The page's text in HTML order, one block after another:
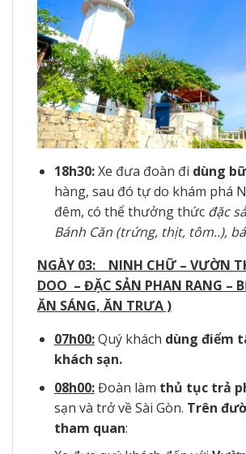
18h30:Xe đưa đoàn đi dùng
hàng, sau đó tự do khám phá
đêm, có thể thưởng thức đặc
Bánh Căn (trứng, thịt, tôm..),
NGÀY 03: NINH CHỮ – VƯỜN
DOO – ĐẶC SẢN PHAN RANG –
ĂN SÁNG, ĂN TRƯA )
07h00:Quý khách dùng điểm
khách sạn.
08h00:Đoàn làm thủ tục trả
sạn và trở về Sài Gòn. Trên
tham quan: